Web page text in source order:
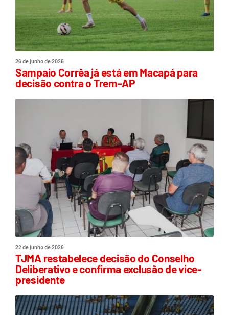
26 de junho de 2026
Sampaio Corrêa já está em Macapá para
decisão contra o Trem-AP
22 de junho de 2026
TJMA restabelece decisão do Conselho
Deliberativo e confirma exclusão de vice-
presidente